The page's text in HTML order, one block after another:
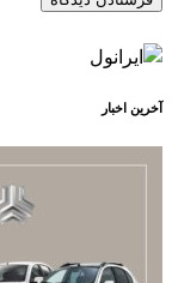
اخبار